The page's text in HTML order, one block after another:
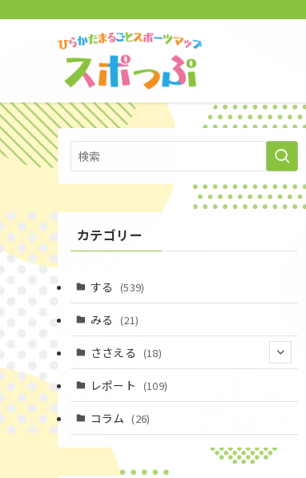
カテゴリー
する (539)
みる (21)
ささえる (18)
(4)
(1)
レポート (109)
コラム (26)